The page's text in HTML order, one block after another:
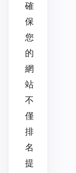
確
保
您
的
網
站
不
僅
排
名
提